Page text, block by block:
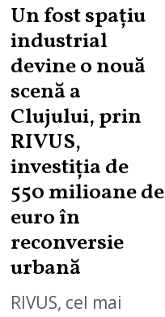
Un fost spațiu
industrial
devine o nouă
scenă a
Clujului, prin
RIVUS,
investiția de
550 milioane de
euro în
reconversie
urbană
RIVUS, cel mai